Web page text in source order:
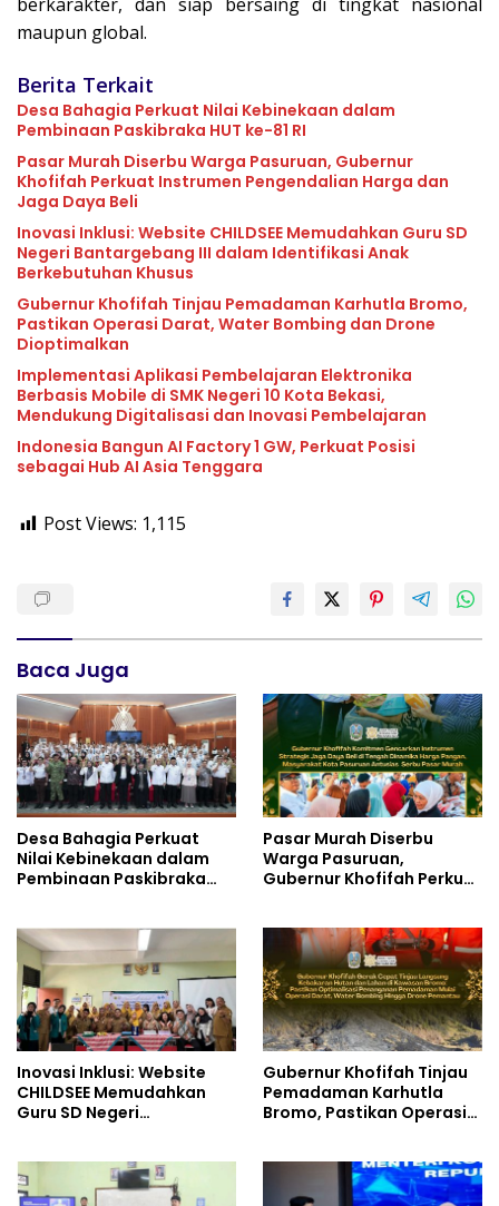
maupun global.
Berita Terkait
Desa Bahagia Perkuat Nilai Kebinekaan dalam
Pembinaan Paskibraka HUT ke-81 RI
Pasar Murah Diserbu Warga Pasuruan, Gubernur
Khofifah Perkuat Instrumen Pengendalian Harga dan
Jaga Daya Beli
Inovasi Inklusi: Website CHILDSEE Memudahkan Guru SD
Negeri Bantargebang III dalam Identifikasi Anak
Berkebutuhan Khusus
Gubernur Khofifah Tinjau Pemadaman Karhutla Bromo,
Pastikan Operasi Darat, Water Bombing dan Drone
Dioptimalkan
Implementasi Aplikasi Pembelajaran Elektronika
Berbasis Mobile di SMK Negeri 10 Kota Bekasi,
Mendukung Digitalisasi dan Inovasi Pembelajaran
Indonesia Bangun AI Factory 1 GW, Perkuat Posisi
sebagai Hub AI Asia Tenggara
Post Views: 1,115
Baca Juga
Desa Bahagia Perkuat
Nilai Kebinekaan dalam
Pembinaan Paskibraka
Pasar Murah Diserbu
Warga Pasuruan,
Gubernur Khofifah Perkuat
Inovasi Inklusi: Website
CHILDSEE Memudahkan
Guru SD Negeri
Berkebutuhan Khusus
Gubernur Khofifah Tinjau
Pemadaman Karhutla
Bromo, Pastikan Operasi